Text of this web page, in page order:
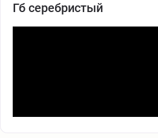
Гб серебристый